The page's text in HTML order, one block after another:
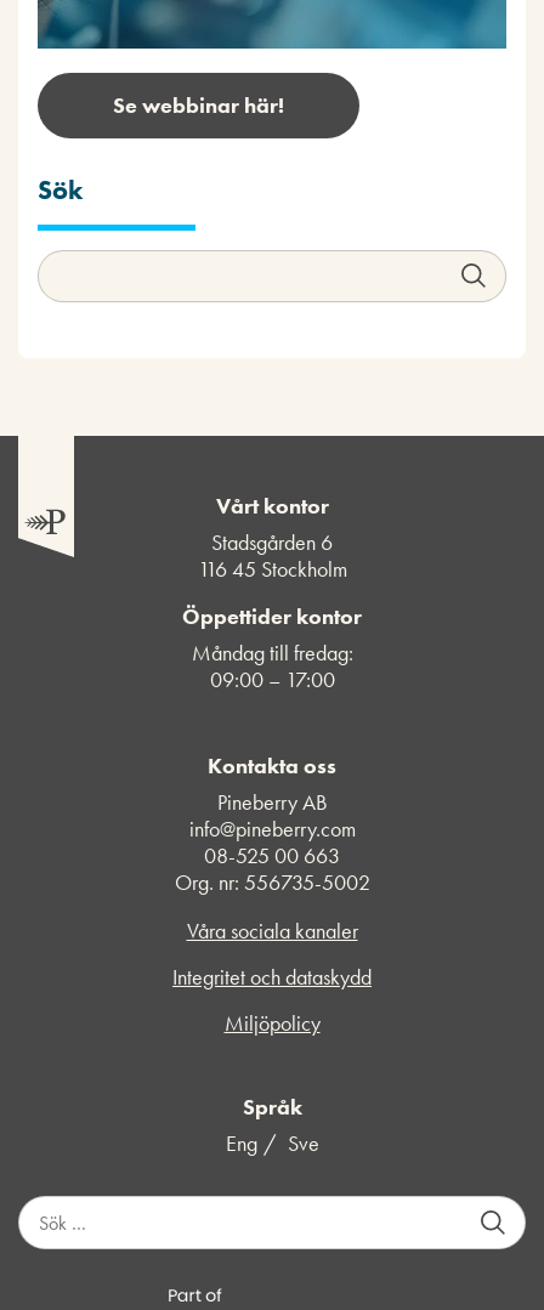
Se webbinar här!
Sök
Vårt kontor
Stadsgården 6
116 45 Stockholm
Öppettider kontor
Måndag till fredag:
09:00 – 17:00
Kontakta oss
Pineberry AB
info@pineberry.com
08-525 00 663
Org. nr: 556735-5002
Våra sociala kanaler
Integritet och dataskydd
Miljöpolicy
Språk
Eng
Sve
S
ö
k